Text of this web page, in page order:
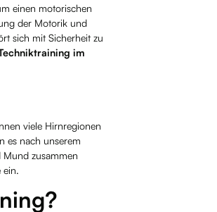
einen motorischen
der Motorik und
sich mit Sicherheit zu
im
viele Hirnregionen
es nach unserem
zusammen
ein.